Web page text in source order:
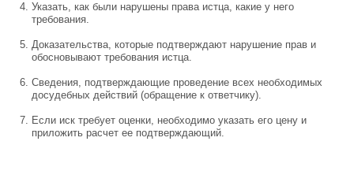
Указать, как были нарушены права истца, какие у него
требования.
Доказательства, которые подтверждают нарушение прав и
обосновывают требования истца.
Сведения, подтверждающие проведение всех необходимых
досудебных действий (обращение к ответчику).
Если иск требует оценки, необходимо указать его цену и
приложить расчет ее подтверждающий.